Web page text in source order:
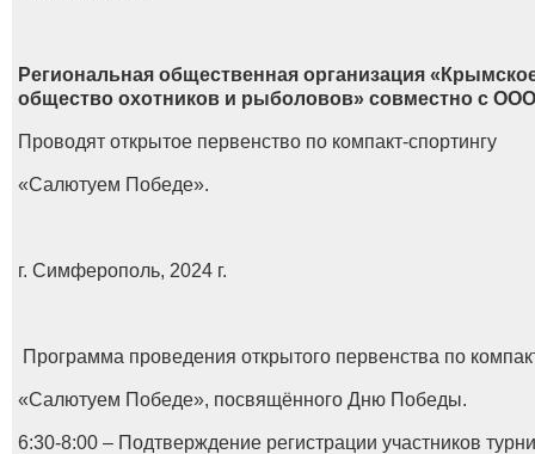
Региональная общественная организация
общество охотников и рыболовов» совместно с
Проводят открытое первенство по компакт-спортингу
«Салютуем Победе».
г. Симферополь, 2024 г.
Программа проведения открытого первенства по
«Салютуем Победе», посвящённого Дню Победы.
6:30-8:00 – Подтверждение регистрации участников